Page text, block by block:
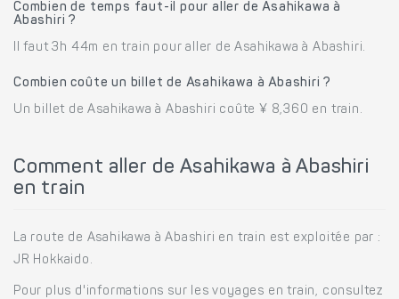
Combien de temps faut-il pour aller de Asahikawa à
Abashiri ?
Il faut 3h 44m en train pour aller de Asahikawa à Abashiri.
Combien coûte un billet de Asahikawa à Abashiri ?
Un billet de Asahikawa à Abashiri coûte ¥ 8,360 en train.
Comment aller de Asahikawa à Abashiri
en train
La route de Asahikawa à Abashiri en train est exploitée par :
JR Hokkaido.
Pour plus d'informations sur les voyages en train, consultez